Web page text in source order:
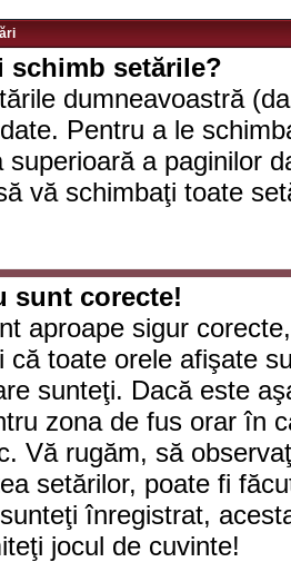
schimb setările?
dumneavoastră
Pentru a le
superioară a paginilor
vă schimbaţi toate
sunt corecte!
aproape sigur
că toate orele afişate
sunteţi. Dacă este
zona de fus orar în
Vă rugăm, să
setărilor, poate fi
înregistrat,
jocul de cuvinte!